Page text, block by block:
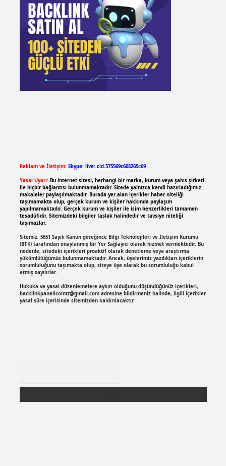
Reklam ve İletişim: Skype: live:.cid.575569c608265c69
Yasal Uyarı: Bu internet sitesi, herhangi bir marka, kurum veya şahıs şirketi
ile hiçbir bağlantısı bulunmamaktadır. Sitede yalnızca kendi hazırladığımız
makaleler paylaşılmaktadır. Burada yer alan içerikler haber niteliği
taşımamakta olup, gerçek kurum ve kişiler hakkında paylaşım
yapılmamaktadır. Gerçek kurum ve kişiler ile isim benzerlikleri tamamen
tesadüfidir. Sitemizdeki bilgiler taslak halindedir ve tavsiye niteliği
taşımazlar.
Sitemiz, 5651 Sayılı Kanun gereğince Bilgi Teknolojileri ve İletişim Kurumu
(BTK) tarafından onaylanmış bir Yer Sağlayıcı olarak hizmet vermektedir. Bu
nedenle, sitedeki içerikleri proaktif olarak denetleme veya araştırma
yükümlülüğümüz bulunmamaktadır. Ancak, üyelerimiz yazdıkları içeriklerin
sorumluluğunu taşımakta olup, siteye üye olarak bu sorumluluğu kabul
etmiş sayılırlar.
Hukuka ve yasal düzenlemelere aykırı olduğunu düşündüğünüz içerikleri,
backlinkpanelicomtr@gmail.comadresine bildirmeniz halinde, ilgili içerikler
yasal süre içerisinde sitemizden kaldırılacaktır.